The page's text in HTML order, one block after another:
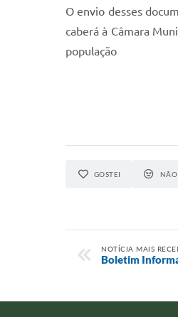
O envio desses
caberá à Câmara
população
GOSTEI NÃO
NOTÍCIA MAIS
Boletim